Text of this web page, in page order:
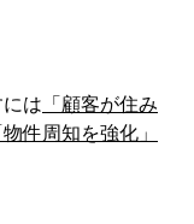
は 「顧客が住み
件周知を強化」